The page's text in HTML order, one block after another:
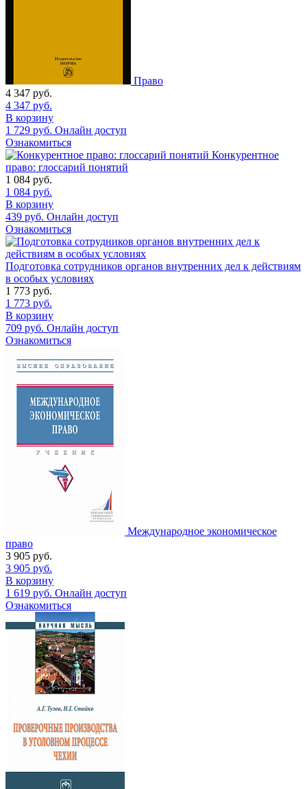
Право
4 347 руб.
4 347 руб.
В корзину
1 729 руб. Онлайн доступ
Ознакомиться
Конкурентное
право: глоссарий понятий
1 084 руб.
1 084 руб.
В корзину
439 руб. Онлайн доступ
Ознакомиться
Подготовка сотрудников органов внутренних дел к действиям
в особых условиях
1 773 руб.
1 773 руб.
В корзину
709 руб. Онлайн доступ
Ознакомиться
Международное экономическое
право
3 905 руб.
3 905 руб.
В корзину
1 619 руб. Онлайн доступ
Ознакомиться